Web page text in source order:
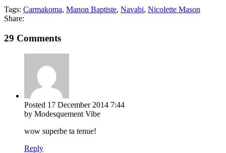
Tags: Carmakoma, Manon Baptiste, Navabi, Nicolette Mason
Share:
29 Comments
Posted 17 December 2014 7:44
by Modesquement Vibe
wow superbe ta tenue!
Reply